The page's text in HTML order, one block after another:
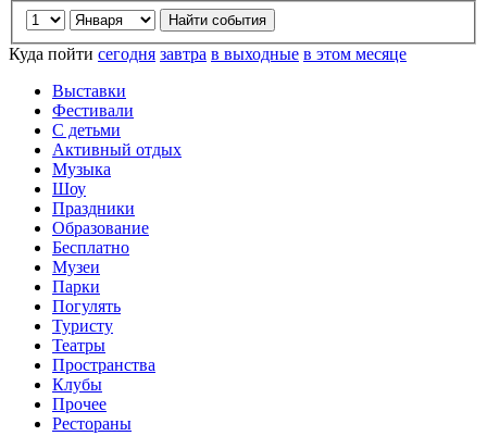
Куда пойти сегодня завтра в выходные в этом месяце
Выставки
Фестивали
С детьми
Активный отдых
Музыка
Шоу
Праздники
Образование
Бесплатно
Музеи
Парки
Погулять
Туристу
Театры
Пространства
Клубы
Прочее
Рестораны